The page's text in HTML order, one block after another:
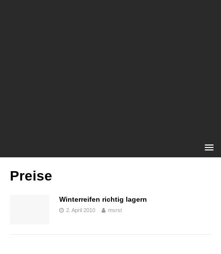
Preise
Winterreifen richtig lagern
2. April 2010 msrst